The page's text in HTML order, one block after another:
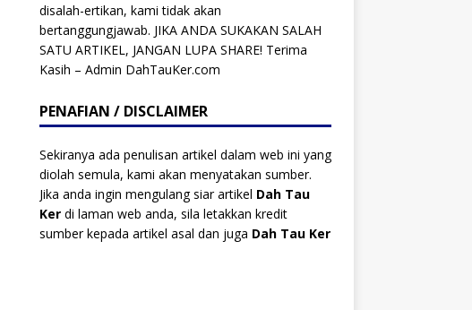
disalah-ertikan, kami tidak akan
bertanggungjawab. JIKA ANDA SUKAKAN SALAH
SATU ARTIKEL, JANGAN LUPA SHARE! Terima
Kasih – Admin DahTauKer.com
PENAFIAN / DISCLAIMER
Sekiranya ada penulisan artikel dalam web ini yang
diolah semula, kami akan menyatakan sumber.
Jika anda ingin mengulang siar artikel Dah Tau
Kerdi laman web anda, sila letakkan kredit
sumber kepada artikel asal dan juga Dah Tau Ker